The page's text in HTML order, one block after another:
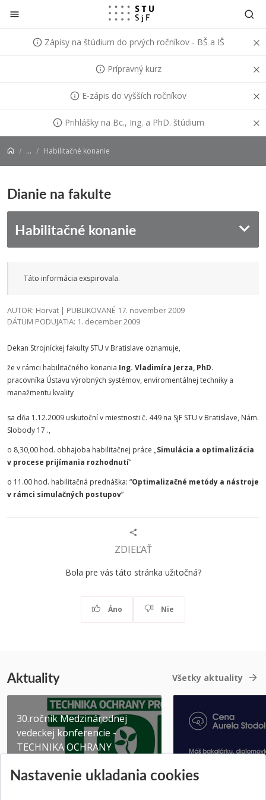
Prejsť na obsah
Zápisy na štúdium do prvých ročníkov - BŠ a IŠ
Prípravný kurz
E-zápis do vyšších ročníkov
Prihlášky na Bc., Ing. a PhD. štúdium
... Habilitačné konanie
Dianie na fakulte
Habilitačné konanie
Táto informácia exspirovala.
AUTOR: Horvat | PUBLIKOVANÉ 17. november 2009
DÁTUM PODUJATIA: 1. december 2009
Dekan Strojníckej fakulty STU v Bratislave oznamuje,
že v rámci habilitačného konania Ing. Vladimíra Jerza, PhD.
pracovníka Ústavu výrobných systémov, enviromentálnej techniky a
manažmentu kvality
sa dňa 1.12.2009 uskutoční v miestnosti č. 449 na SjF STU v Bratislave, Nám.
Slobody 17 .,
o 8,30,00 hod. obhajoba habilitačnej práce „Simulácia a optimalizácia
v procese prijímania rozhodnutí”
o 11.00 hod. habilitačná prednáška: “Optimalizačné metódy a nástroje
v rámci simulačných postupov”
ZDIEĽAŤ
Bola pre vás táto stránka užitočná?
Áno Nie
Aktuality Všetky aktuality
30.ročník Medzinárodnej
vedeckej konferencie -
TECHNIKA OCHRANY
Pridané 03.08.2026 Pridané 07.07.2026
Nastavenie ukladania cookies